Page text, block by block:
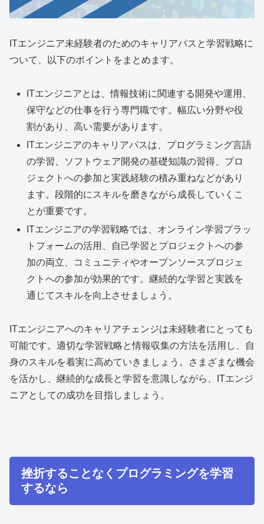
ITエンジニア未経験者のためのキャリアパスと学習戦略に
ついて、以下のポイントをまとめます。
ITエンジニアとは、情報技術に関連する開発や運用、
保守などの仕事を行う専門職です。幅広い分野や役
割があり、高い需要があります。
ITエンジニアのキャリアパスは、プログラミング言語
の学習、ソフトウェア開発の基礎知識の習得、プロ
ジェクトへの参加と実践経験の積み重ねなどがあり
ます。段階的にスキルを磨きながら成長していくこ
とが重要です。
ITエンジニアの学習戦略では、オンライン学習プラッ
トフォームの活用、自己学習とプロジェクトへの参
加の両立、コミュニティやオープンソースプロジェ
クトへの参加が効果的です。継続的な学習と実践を
通じてスキルを向上させましょう。
ITエンジニアへのキャリアチェンジは未経験者にとっても
可能です。適切な学習戦略と情報収集の方法を活用し、自
身のスキルを着実に高めていきましょう。さまざまな機会
を活かし、継続的な成長と学習を意識しながら、ITエンジ
ニアとしての成功を目指しましょう。
挫折することなくプログラミングを学習
するなら